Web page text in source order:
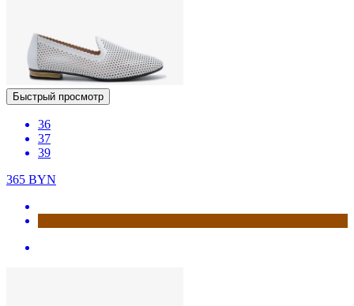
Быстрый просмотр
36
37
39
365 BYN